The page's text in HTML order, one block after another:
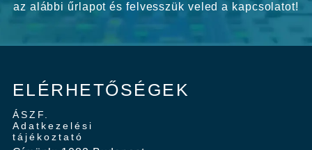
az alábbi űrlapot és felvesszük veled a kapcsolatot!
ELÉRHETŐSÉGEK
ÁSZF.
Adatkezelési
tájékoztató